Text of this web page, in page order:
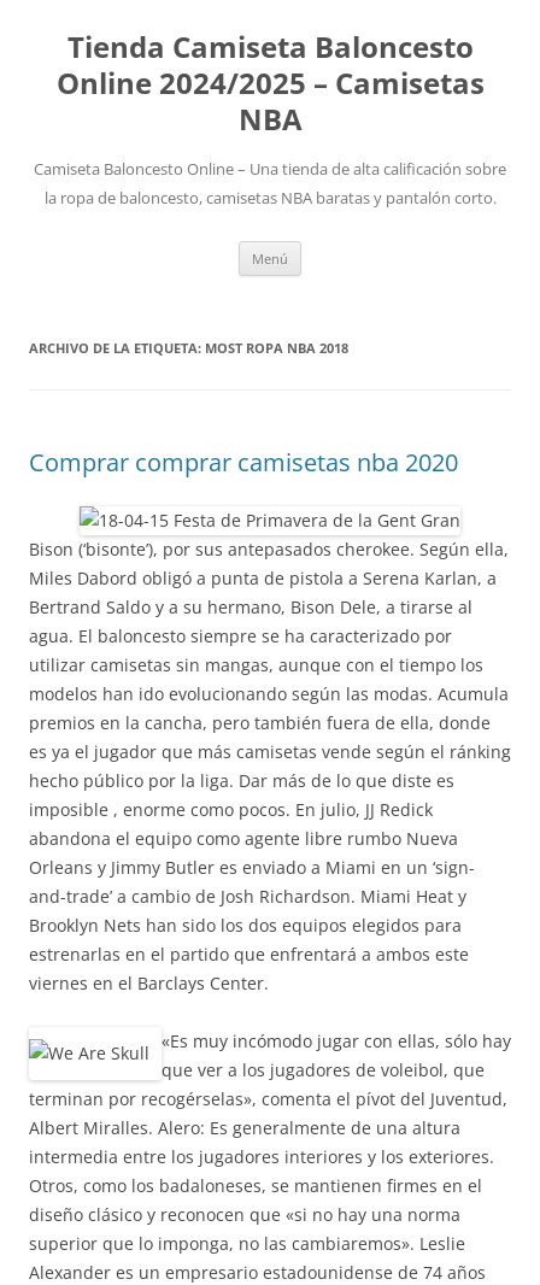
Tienda Camiseta Baloncesto
Online 2024/2025 – Camisetas
NBA
Camiseta Baloncesto Online – Una tienda de alta calificación sobre
la ropa de baloncesto, camisetas NBA baratas y pantalón corto.
Menú
ARCHIVO DE LA ETIQUETA: MOST ROPA NBA 2018
Comprar comprar camisetas nba 2020
Bison (‘bisonte’), por sus antepasados cherokee. Según ella,
Miles Dabord obligó a punta de pistola a Serena Karlan, a
Bertrand Saldo y a su hermano, Bison Dele, a tirarse al
agua. El baloncesto siempre se ha caracterizado por
utilizar camisetas sin mangas, aunque con el tiempo los
modelos han ido evolucionando según las modas. Acumula
premios en la cancha, pero también fuera de ella, donde
es ya el jugador que más camisetas vende según el ránking
hecho público por la liga. Dar más de lo que diste es
imposible , enorme como pocos. En julio, JJ Redick
abandona el equipo como agente libre rumbo Nueva
Orleans y Jimmy Butler es enviado a Miami en un ‘sign-
and-trade’ a cambio de Josh Richardson. Miami Heat y
Brooklyn Nets han sido los dos equipos elegidos para
estrenarlas en el partido que enfrentará a ambos este
viernes en el Barclays Center.
«Es muy incómodo jugar con ellas, sólo hay
que ver a los jugadores de voleibol, que
terminan por recogérselas», comenta el pívot del Juventud,
Albert Miralles. Alero: Es generalmente de una altura
intermedia entre los jugadores interiores y los exteriores.
Otros, como los badaloneses, se mantienen firmes en el
diseño clásico y reconocen que «si no hay una norma
superior que lo imponga, no las cambiaremos». Leslie
Alexander es un empresario estadounidense de 74 años